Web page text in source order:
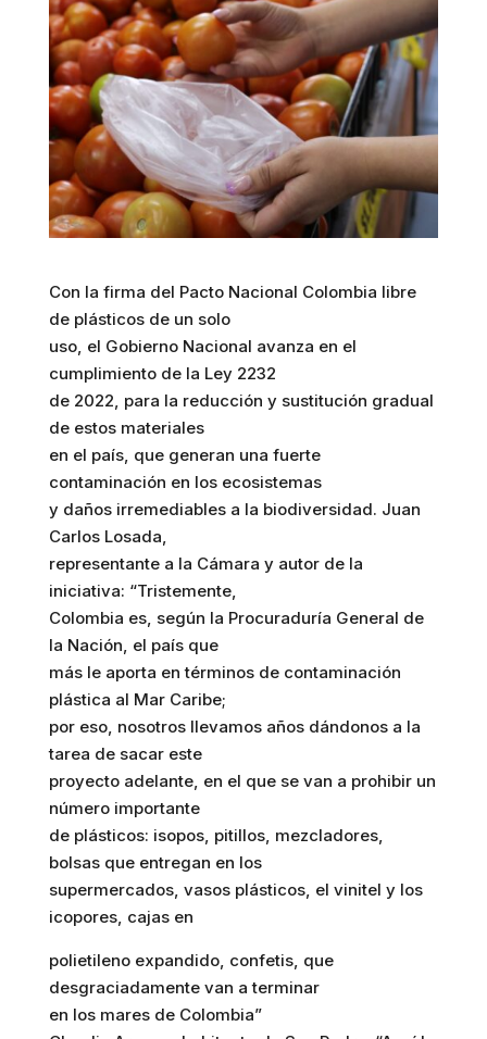
Con la firma del Pacto Nacional Colombia libre
de plásticos de un solo
uso, el Gobierno Nacional avanza en el
cumplimiento de la Ley 2232
de 2022, para la reducción y sustitución gradual
de estos materiales
en el país, que generan una fuerte
contaminación en los ecosistemas
y daños irremediables a la biodiversidad. Juan
Carlos Losada,
representante a la Cámara y autor de la
iniciativa: “Tristemente,
Colombia es, según la Procuraduría General de
la Nación, el país que
más le aporta en términos de contaminación
plástica al Mar Caribe;
por eso, nosotros llevamos años dándonos a la
tarea de sacar este
proyecto adelante, en el que se van a prohibir un
número importante
de plásticos: isopos, pitillos, mezcladores,
bolsas que entregan en los
supermercados, vasos plásticos, el vinitel y los
icopores, cajas en
polietileno expandido, confetis, que
desgraciadamente van a terminar
en los mares de Colombia”